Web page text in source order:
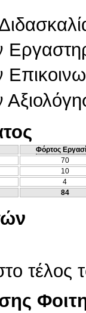
Φόρτος
70
10
4
84
τέλος